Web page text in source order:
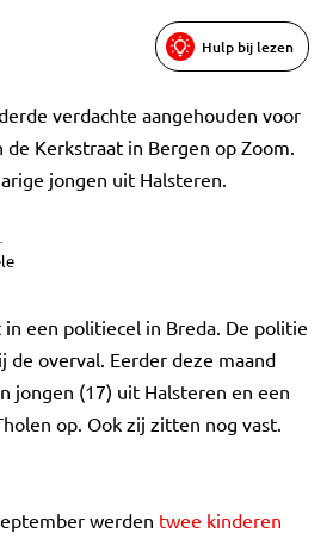
Hulp bij lezen
verdachte aangehouden voor
Kerkstraat in Bergen op Zoom.
jongen uit Halsteren.
een politiecel in Breda. De politie
overval. Eerder deze maand
jongen (17) uit Halsteren en een
op. Ook zij zitten nog vast.
werden twee kinderen